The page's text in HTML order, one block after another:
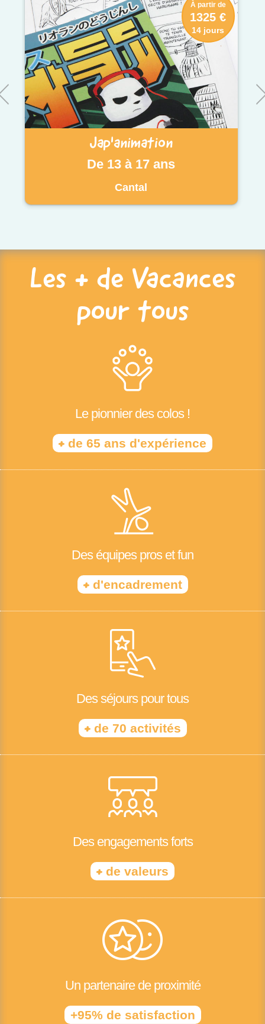
Jap'animation
De 13 à 17 ans
Cantal
À partir de
1325 €
14 jours
Les + de Vacances
pour tous
Le pionnier des colos !
+ de 65 ans d'expérience
Des équipes pros et fun
+d'encadrement
Des séjours pour tous
+de 70 activités
Des engagements forts
+ de valeurs
Un partenaire de proximité
+95% de satisfaction